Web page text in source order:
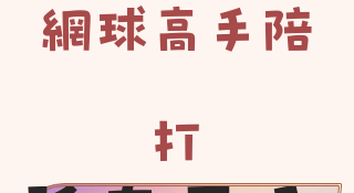
網球高手陪
打